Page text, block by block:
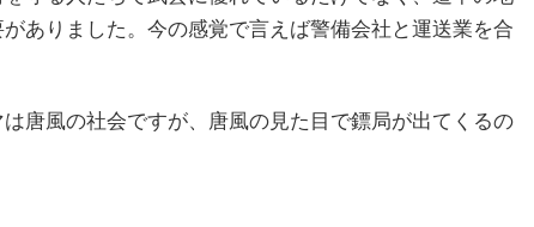
ありました。今の感覚で言えば警備会社と運送業を合
唐風の社会ですが、唐風の見た目で鏢局が出てくるの